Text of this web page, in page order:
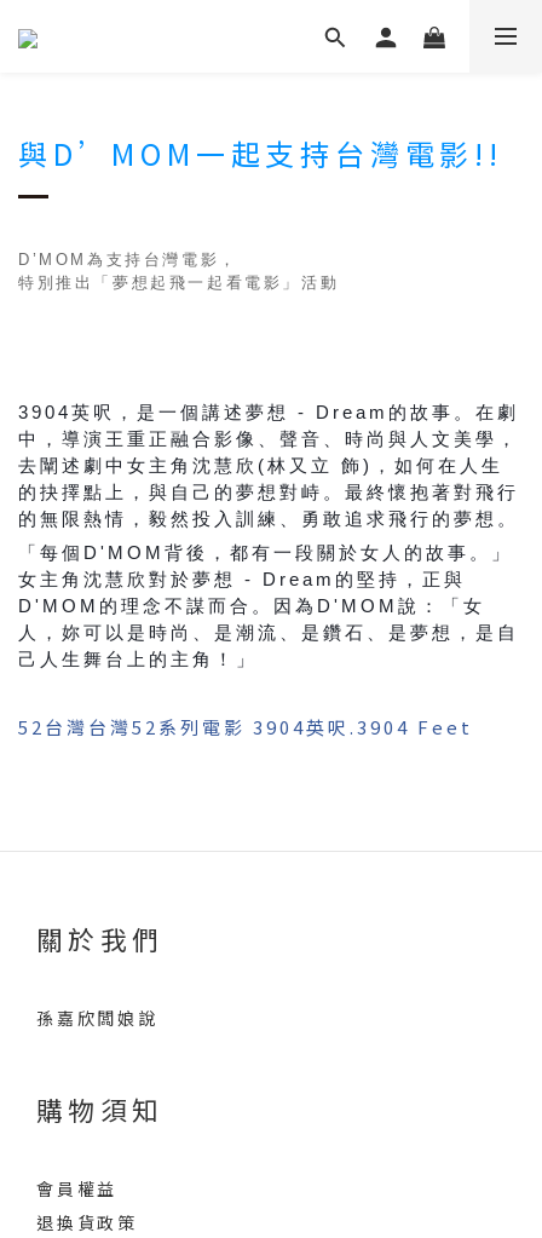
與D’MOM一起支持台灣電影!!
D’MOM為支持台灣電影，
特別推出「夢想起飛一起看電影」活動
3904英呎，是一個講述夢想 - Dream的故事。在劇
中，導演王重正融合影像、聲音、時尚與人文美學，
去闡述劇中女主角沈慧欣(林又立 飾)，如何在人生
的抉擇點上，與自己的夢想對峙。最終懷抱著對飛行
的無限熱情，毅然投入訓練、勇敢追求飛行的夢想。
「每個D'MOM背後，都有一段關於女人的故事。」
女主角沈慧欣對於夢想 - Dream的堅持，正與
D'MOM的理念不謀而合。因為D'MOM說：「女
人，妳可以是時尚、是潮流、是鑽石、是夢想，是自
己人生舞台上的主角！」
52台灣台灣52系列電影 3904英呎.3904 Feet
關於我們
孫嘉欣闆娘說
購物須知
會員權益
退換貨政策